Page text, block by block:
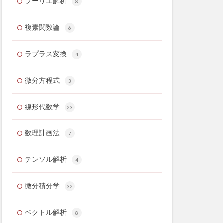
8
複素関数論 6
ラプラス変換 4
微分方程式 3
線形代数学 23
数理計画法 7
テンソル解析 4
微分積分学 32
ベクトル解析 8